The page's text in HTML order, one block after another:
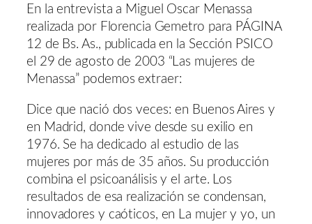
En la entrevista a Miguel Oscar Menassa
realizada por Florencia Gemetro para PÁGINA
12 de Bs. As., publicada en la Sección PSICO
el 29 de agosto de 2003 “Las mujeres de
Menassa” podemos extraer:
Dice que nació dos veces: en Buenos Aires y
en Madrid, donde vive desde su exilio en
1976. Se ha dedicado al estudio de las
mujeres por más de 35 años. Su producción
combina el psicoanálisis y el arte. Los
resultados de esa realización se condensan,
innovadores y caóticos, en La mujer y yo, un